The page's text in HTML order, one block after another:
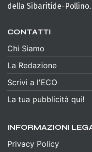
della Sibaritide-Pollino.
CONTATTI
Chi Siamo
La Redazione
Scrivi a l'ECO
La tua pubblicità qui!
INFORMAZIONI
Privacy Policy